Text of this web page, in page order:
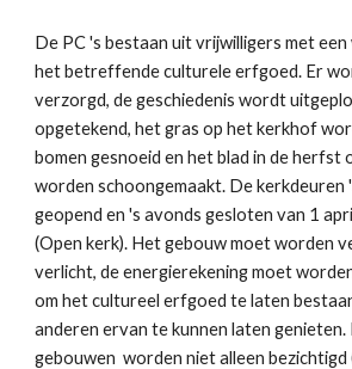
De PC 's bestaan uit vrijwilligers met
het betreffende culturele erfgoed. Er
verzorgd, de geschiedenis wordt
opgetekend, het gras op het kerkhof
bomen gesnoeid en het blad in de herfst
worden schoongemaakt. De kerkdeuren
geopend en 's avonds gesloten van 1
(Open kerk). Het gebouw moet worden
verlicht, de energierekening moet
om het cultureel erfgoed te laten
anderen ervan te kunnen laten genieten.
gebouwen worden niet alleen bezichtigd